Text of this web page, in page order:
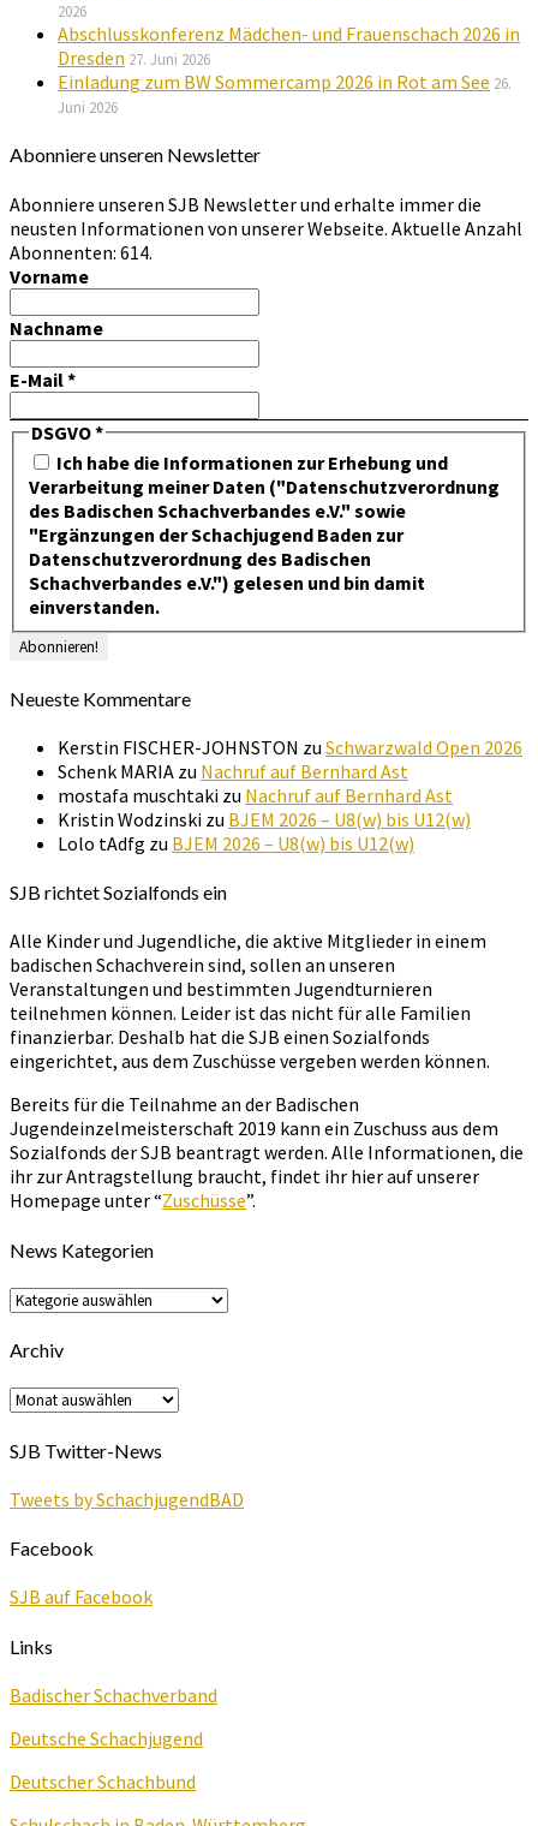
2026
Abschlusskonferenz Mädchen- und Frauenschach 2026 in
Dresden 27. Juni 2026
Einladung zum BW Sommercamp 2026 in Rot am See 26.
Juni 2026
Abonniere unseren Newsletter
Abonniere unseren SJB Newsletter und erhalte immer die
neusten Informationen von unserer Webseite. Aktuelle Anzahl
Abonnenten: 614.
Vorname
Nachname
E-Mail*
DSGVO*
Ich habe die Informationen zur Erhebung und
Verarbeitung meiner Daten ("Datenschutzverordnung
des Badischen Schachverbandes e.V." sowie
"Ergänzungen der Schachjugend Baden zur
Datenschutzverordnung des Badischen
Schachverbandes e.V.") gelesen und bin damit
einverstanden.
Neueste Kommentare
Kerstin FISCHER-JOHNSTON zu Schwarzwald Open 2026
Schenk MARIA zu Nachruf auf Bernhard Ast
mostafa muschtaki zu Nachruf auf Bernhard Ast
Kristin Wodzinski zu BJEM 2026 – U8(w) bis U12(w)
Lolo tAdfg zu BJEM 2026 – U8(w) bis U12(w)
SJB richtet Sozialfonds ein
Alle Kinder und Jugendliche, die aktive Mitglieder in einem
badischen Schachverein sind, sollen an unseren
Veranstaltungen und bestimmten Jugendturnieren
teilnehmen können. Leider ist das nicht für alle Familien
finanzierbar. Deshalb hat die SJB einen Sozialfonds
eingerichtet, aus dem Zuschüsse vergeben werden können.
Bereits für die Teilnahme an der Badischen
Jugendeinzelmeisterschaft 2019 kann ein Zuschuss aus dem
Sozialfonds der SJB beantragt werden. Alle Informationen, die
ihr zur Antragstellung braucht, findet ihr hier auf unserer
Homepage unter “Zuschüsse”.
News Kategorien
News
Kategorien
Archiv
Archiv
SJB Twitter-News
Tweets by SchachjugendBAD
Facebook
SJB auf Facebook
Links
Badischer Schachverband
Deutsche Schachjugend
Deutscher Schachbund